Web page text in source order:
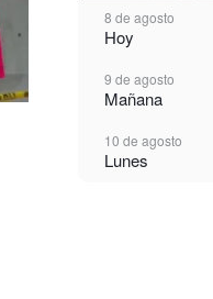
8 de agosto
Hoy
9 de agosto
Mañana
10 de agosto
Lunes